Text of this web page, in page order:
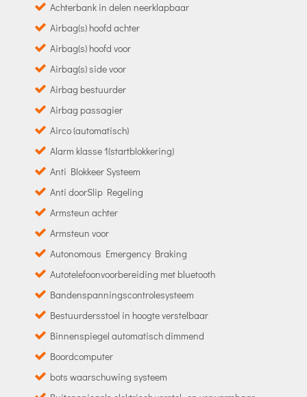
Achterbank in delen neerklapbaar
Airbag(s) hoofd achter
Airbag(s) hoofd voor
Airbag(s) side voor
Airbag bestuurder
Airbag passagier
Airco (automatisch)
Alarm klasse 1(startblokkering)
Anti Blokkeer Systeem
Anti doorSlip Regeling
Armsteun achter
Armsteun voor
Autonomous Emergency Braking
Autotelefoonvoorbereiding met bluetooth
Bandenspanningscontrolesysteem
Bestuurdersstoel in hoogte verstelbaar
Binnenspiegel automatisch dimmend
Boordcomputer
bots waarschuwing systeem